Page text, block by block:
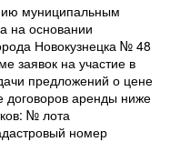
муниципальным
на основании
Новокузнецка № 48
заявок на участие в
предложений о цене
договоров аренды ниже
№ лота
номер